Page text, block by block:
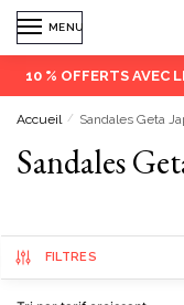
MENU
10 % OFFERTS AVEC
Accueil / Sandales Geta
Sandales
FILTRES